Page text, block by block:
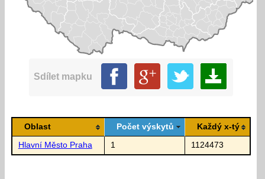
Sdílet mapku
Oblast Počet výskytů Každý x-tý
Hlavní Město Praha 1 1124473